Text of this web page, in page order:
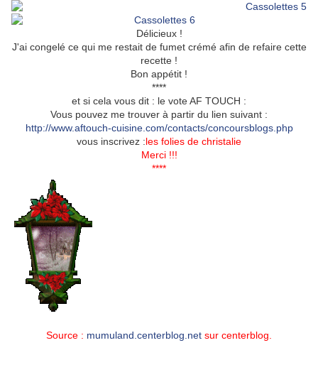
Délicieux !
J'ai congelé ce qui me restait de fumet crémé afin de refaire cette
recette !
Bon appétit !
****
et si cela vous dit : le vote AF TOUCH :
Vous pouvez me trouver à partir du lien suivant :
http://www.aftouch-cuisine.com/contacts/concoursblogs.php
vous inscrivez :les folies de christalie
Merci !!!
****
Source : mumuland.centerblog.net sur centerblog.